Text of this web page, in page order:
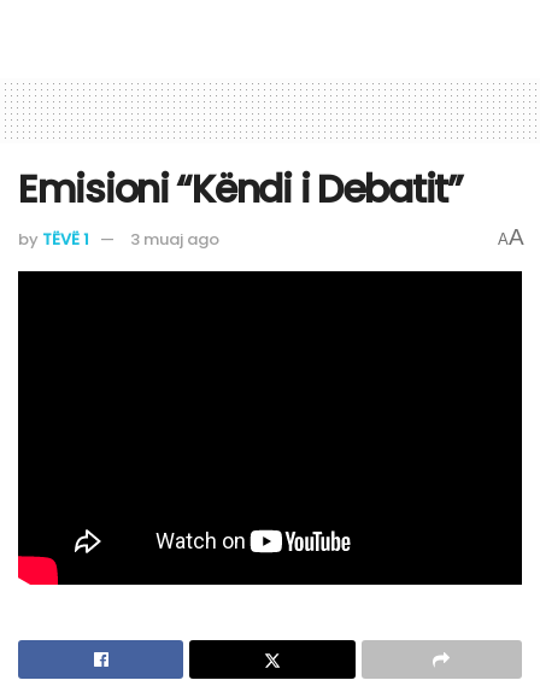
Emisioni “Këndi i Debatit”
by TËVË 1 3 muaj ago AA